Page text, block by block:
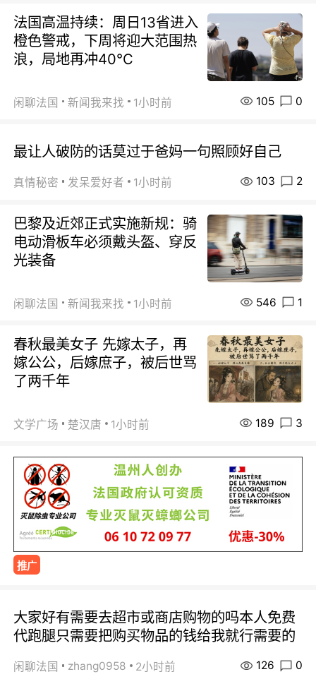
法国高温持续：周日13省进入
橙色警戒，下周将迎大范围热
浪，局地再冲40℃
闲聊法国 新闻我来找 1小时前 105 0
最让人破防的话莫过于爸妈一句照顾好自己
真情秘密 发呆爱好者 1小时前 103 2
巴黎及近郊正式实施新规：骑
电动滑板车必须戴头盔、穿反
光装备
闲聊法国 新闻我来找 1小时前 546 1
春秋最美女子 先嫁太子，再
嫁公公，后嫁庶子，被后世骂
了两千年
文学广场 楚汉唐 1小时前 189 3
推广
大家好有需要去超市或商店购物的吗本人免费
代跑腿只需要把购买物品的钱给我就行需要的
闲聊法国 zhang0958 2小时前 126 0